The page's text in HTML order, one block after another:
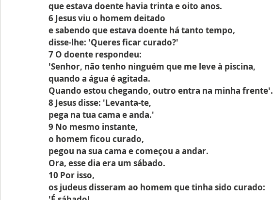
que estava doente havia trinta e oito anos.
6 Jesus viu o homem deitado
e sabendo que estava doente há tanto tempo,
disse-lhe: 'Queres ficar curado?'
7 O doente respondeu:
'Senhor, não tenho ninguém que me leve à piscina,
quando a água é agitada.
Quando estou chegando, outro entra na minha frente'.
8 Jesus disse: 'Levanta-te,
pega na tua cama e anda.'
9 No mesmo instante,
o homem ficou curado,
pegou na sua cama e começou a andar.
Ora, esse dia era um sábado.
10 Por isso,
os judeus disseram ao homem que tinha sido curado: